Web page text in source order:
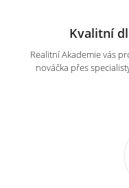
Kvalitní
Realitní Akademie vás
nováčka přes